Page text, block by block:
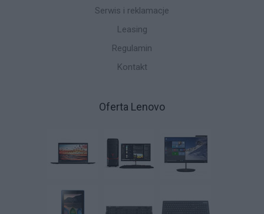
Serwis i reklamacje
Leasing
Regulamin
Kontakt
Oferta Lenovo